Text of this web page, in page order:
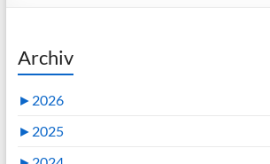
Archiv
► 2026
► 2025